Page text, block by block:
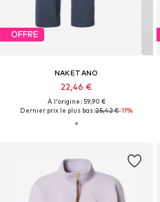
OFFRE
NAKETANO
22,46 €
À l'origine : 59,90 €
Dernier prix le plus bas :25,42 €-11%